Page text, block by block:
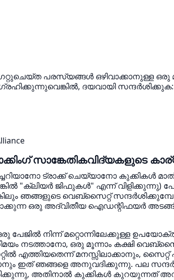
പരസ്യങ്ങൾ ഒഴിവാക്കാനുള്ള ഒരു
ദയവായി സന്ദർശിക്കുക:
സാങ്കേതികവിദ്യകളുടെ
ട്രാക്ക് ചെയ്യാനോ കുക്കികൾ
"ക്ലിയർ ജിഫുകൾ" എന്ന് വിളിക്കുന്നു)
ഞങ്ങളുടെ വെബ്‌സൈറ്റ്
ഒരു അദ്വിതീയ ഐഡന്റിഫയർ
നിന്ന് മറ്റൊന്നിലേക്കുള്ള
നടത്താനോ, ഒരു മൂന്നാം കക്ഷി
എത്തിയതെന്ന് മനസ്സിലാക്കാനും, സൈറ്റ്
ഇത് ഞങ്ങളെ അനുവദിക്കുന്നു. പല
അതിനാൽ കുക്കികൾ കുറയുന്നത്